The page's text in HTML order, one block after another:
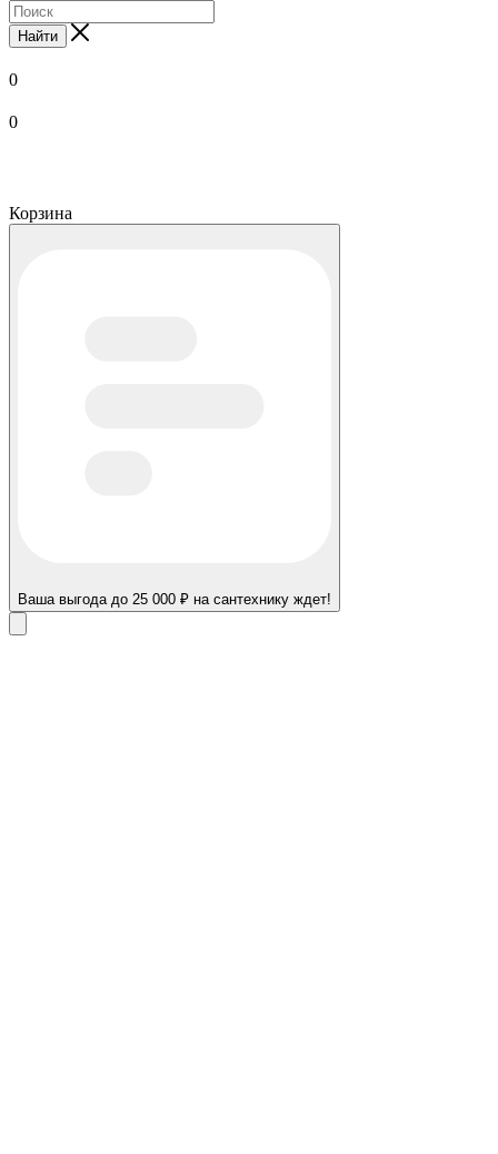
Найти
0
0
Корзина
Ваша выгода до 25 000 ₽ на сантехнику ждет!